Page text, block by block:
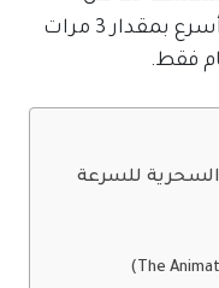
أسرار تقنية مذهلة تجعل هاتفك أسرع بمقدار 3 مرات
فقط.
السحرية للسرعة